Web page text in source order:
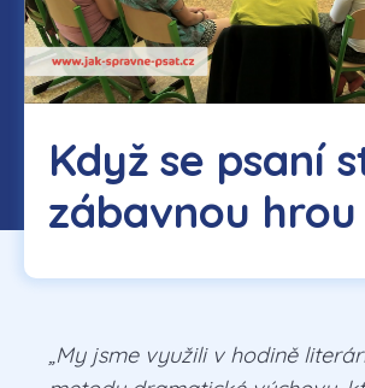
Když se psaní
zábavnou hrou
„My jsme využili v hodině